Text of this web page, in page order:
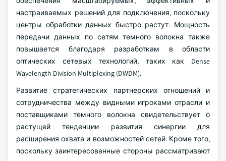
настраиваемых решений для подключения, поскольку
центры обработки данных быстро растут. Мощность
передачи данных по сетям темного волокна также
повышается благодаря разработкам в области
оптических сетевых технологий, таких как Dense
Wavelength Division Multiplexing (DWDM).
Развитие стратегических партнерских отношений и
сотрудничества между видными игроками отрасли и
поставщиками темного волокна свидетельствует о
растущей тенденции развития синергии для
расширения охвата и возможностей сетей. Кроме того,
поскольку заинтересованные стороны рассматривают